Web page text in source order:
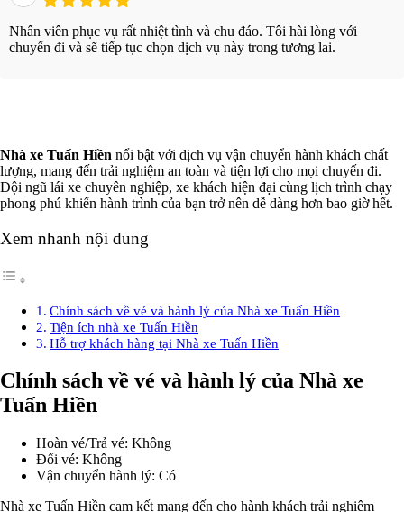
Nhân viên phục vụ rất nhiệt tình và chu đáo. Tôi hài lòng với
chuyến đi và sẽ tiếp tục chọn dịch vụ này trong tương lai.
Nhà xe Tuấn Hiền nổi bật với dịch vụ vận chuyển hành khách chất
lượng, mang đến trải nghiệm an toàn và tiện lợi cho mọi chuyến đi.
Đội ngũ lái xe chuyên nghiệp, xe khách hiện đại cùng lịch trình chạy
phong phú khiến hành trình của bạn trở nên dễ dàng hơn bao giờ hết.
Xem nhanh nội dung
Chính sách về vé và hành lý của Nhà xe Tuấn Hiền
Tiện ích nhà xe Tuấn Hiền
Hỗ trợ khách hàng tại Nhà xe Tuấn Hiền
Chính sách về vé và hành lý của Nhà xe
Tuấn Hiền
Hoàn vé/Trả vé: Không
Đổi vé: Không
Vận chuyển hành lý: Có
Nhà xe Tuấn Hiền cam kết mang đến cho hành khách trải nghiệm